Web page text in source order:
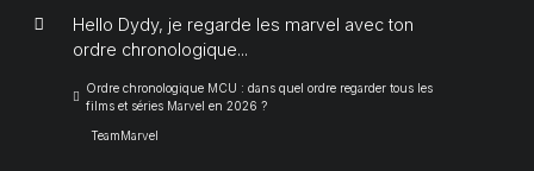
Hello Dydy, je regarde les marvel avec ton
ordre chronologique...
Ordre chronologique MCU : dans quel ordre regarder tous les
films et séries Marvel en 2026 ?
TeamMarvel